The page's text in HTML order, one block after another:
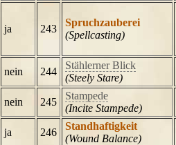
ja 243
Spruchzauberei
(Spellcasting)
nein 244
Stählerner Blick
(Steely Stare)
nein 245
Stampede
(Incite Stampede)
ja 246
Standhaftigkeit
(Wound Balance)